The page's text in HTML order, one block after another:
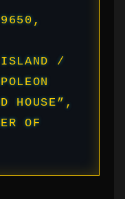
ISLAND /
HOUSE”,
OF